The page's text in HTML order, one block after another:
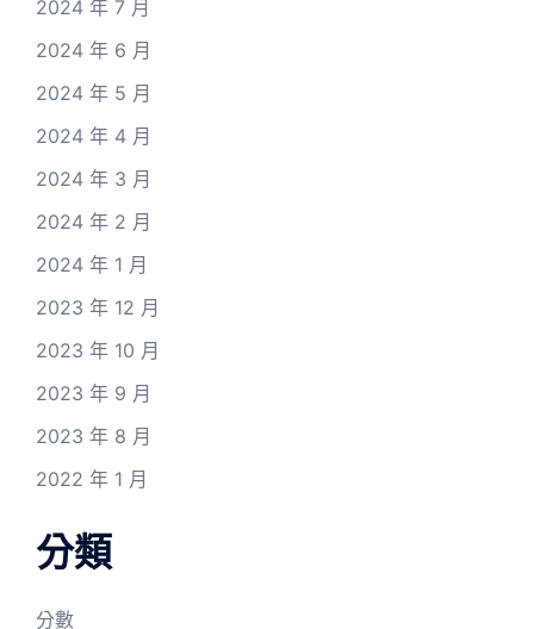
2024 年 7 月
2024 年 6 月
2024 年 5 月
2024 年 4 月
2024 年 3 月
2024 年 2 月
2024 年 1 月
2023 年 12 月
2023 年 10 月
2023 年 9 月
2023 年 8 月
2022 年 1 月
分類
分數